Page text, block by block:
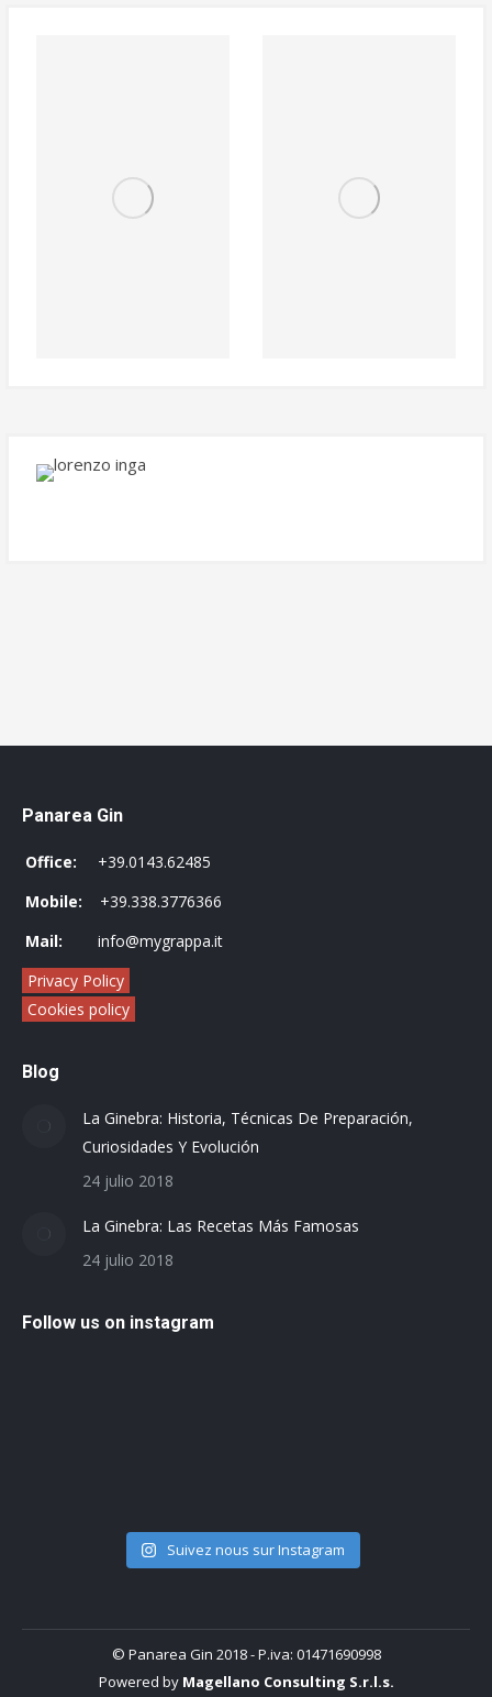
Panarea Gin
Office:
+39.0143.62485
Mobile:
+39.338.3776366
Mail:
info@mygrappa.it
Privacy Policy
Cookies policy
Blog
La Ginebra: Historia, Técnicas De Preparación,
Curiosidades Y Evolución
24 julio 2018
La Ginebra: Las Recetas Más Famosas
24 julio 2018
Follow us on instagram
Suivez nous sur Instagram
© Panarea Gin 2018 - P.iva: 01471690998
Powered by Magellano Consulting S.r.l.s.